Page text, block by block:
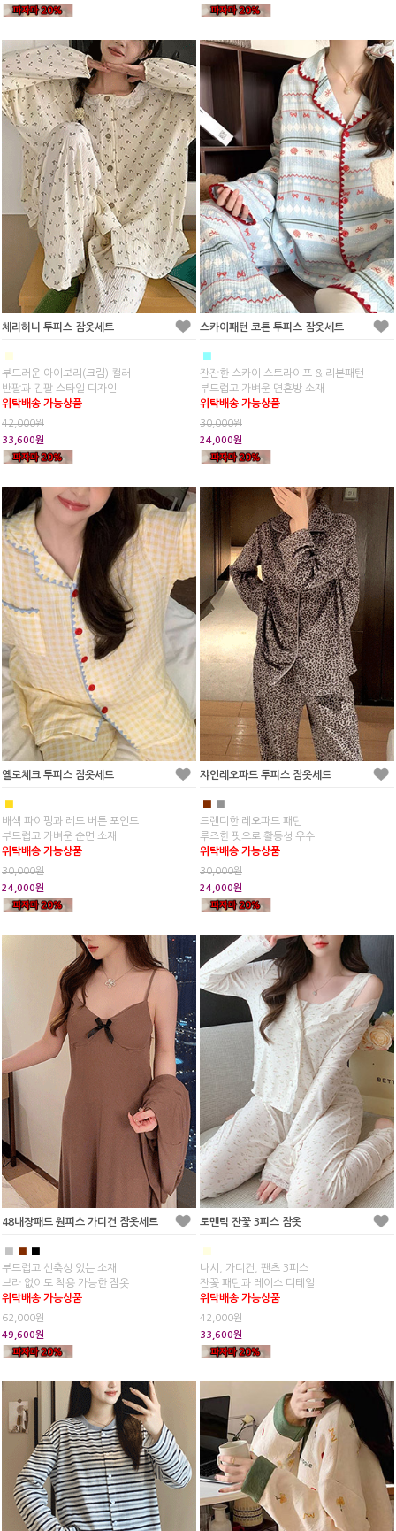
체리허니 투피스 잠옷세트
부드러운 아이보리(크림) 컬러
반팔과 긴팔 스타일 디자인
위탁배송 가능상품
42,000원
33,600원
스카이패턴 코튼 투피스 잠옷세트
잔잔한 스카이 스트라이프 & 리본패턴
부드럽고 가벼운 면혼방 소재
위탁배송 가능상품
30,000원
24,000원
옐로체크 투피스 잠옷세트
■
배색 파이핑과 레드 버튼 포인트
부드럽고 가벼운 순면 소재
위탁배송 가능상품
30,000원
24,000원
쟈인레오파드 투피스 잠옷세트
■ ■
트렌디한 레오파드 패턴
루즈한 핏으로 활동성 우수
위탁배송 가능상품
30,000원
24,000원
48내장패드 원피스 가디건 잠옷세트
■ ■
부드럽고 신축성 있는 소재
브라 없이도 착용 가능한 잠옷
위탁배송 가능상품
62,000원
49,600원
로맨틱 잔꽃 3피스 잠옷
나시, 가디건, 팬츠 3피스
잔꽃 패턴과 레이스 디테일
위탁배송 가능상품
42,000원
33,600원